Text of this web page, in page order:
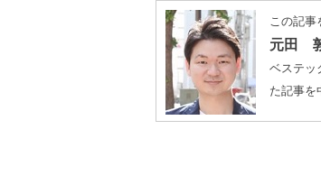
この記事
元田
ベステッ
た記事を